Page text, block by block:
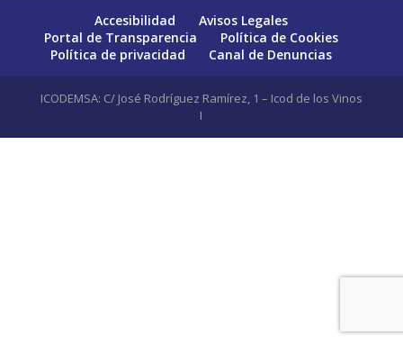
Accesibilidad
Avisos Legales
Portal de Transparencia
Política de Cookies
Política de privacidad
Canal de Denuncias
ICODEMSA: C/ José Rodríguez Ramírez, 1 – Icod de los Vinos
I